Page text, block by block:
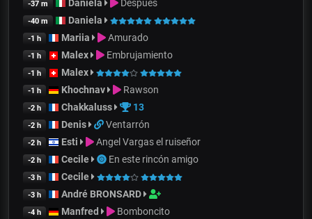
-37 m Daniela Despues
-40 m Daniela
-1 h Mariia Amurado
-1 h Malex Embrujamiento
-1 h Malex
-1 h Khochnav Rawson
-2 h Chakkaluss 13
-2 h Denis Ventarrón
-2 h Esti Angel Vargas el ruiseñor
-2 h Cecile En este rincón amigo
-3 h Cecile
-3 h André BRONSARD
-4 h Manfred Bomboncito